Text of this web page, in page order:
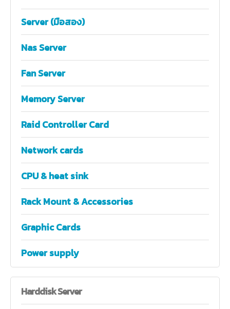
Server (มือสอง)
Nas Server
Fan Server
Memory Server
Raid Controller Card
Network cards
CPU & heat sink
Rack Mount & Accessories
Graphic Cards
Power supply
HarddiskServer